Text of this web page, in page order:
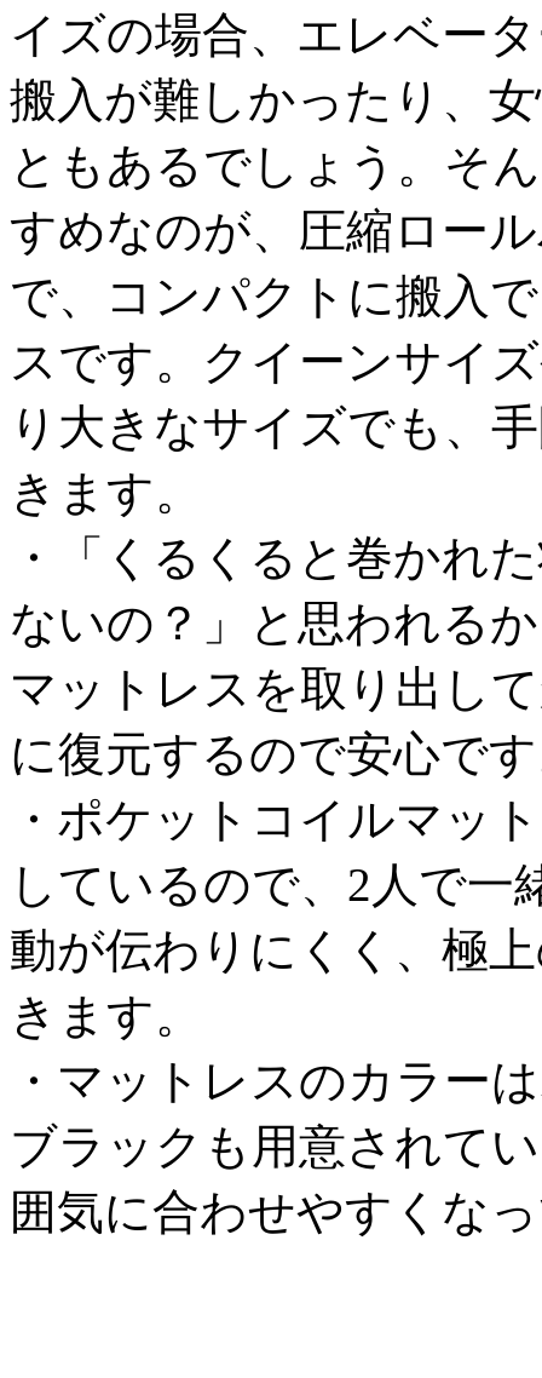
イズの場合、エレベー
搬入が難しかったり、
ともあるでしょう。そ
すめなのが、圧縮ロー
で、コンパクトに搬入
スです。クイーンサイ
り大きなサイズでも、
きます。
・「くるくると巻かれ
ないの？」と思われる
マットレスを取り出し
に復元するので安心で
・ポケットコイルマッ
しているので、2人で一
動が伝わりにくく、極
きます。
・マットレスのカラー
ブラックも用意されて
囲気に合わせやすくな